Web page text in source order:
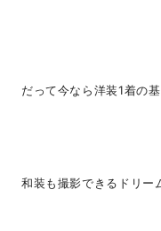
だって今なら洋装1着の
和装も撮影できるドリー